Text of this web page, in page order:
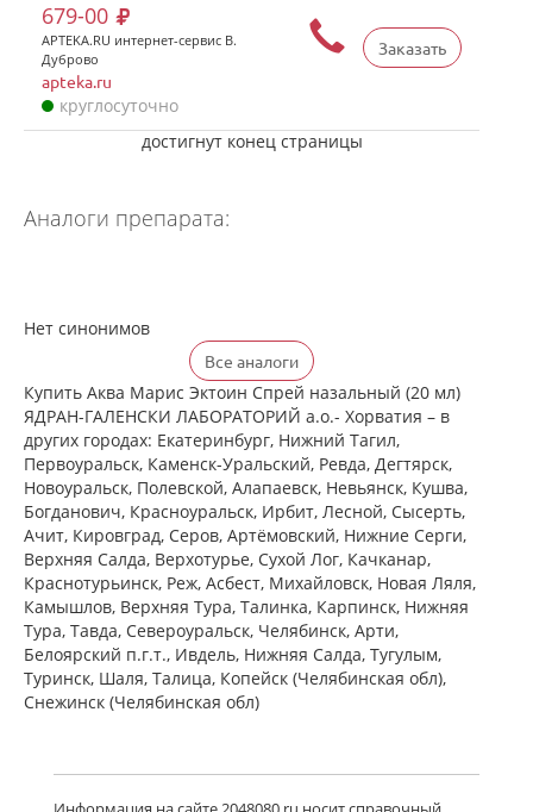
Заказать
679-00
APTEKA.RU интернет-сервис В.
Дуброво
apteka.ru
круглосуточно
достигнут конец страницы
Аналоги препарата:
Нет синонимов
Все аналоги
Купить Аква Марис Эктоин Спрей назальный (20 мл)
ЯДРАН-ГАЛЕНСКИ ЛАБОРАТОРИЙ а.о.- Хорватия – в
других городах: Екатеринбург, Нижний Тагил,
Первоуральск, Каменск-Уральский, Ревда, Дегтярск,
Новоуральск, Полевской, Алапаевск, Невьянск, Кушва,
Богданович, Красноуральск, Ирбит, Лесной, Сысерть,
Ачит, Кировград, Серов, Артёмовский, Нижние Cерги,
Верхняя Салда, Верхотурье, Сухой Лог, Качканар,
Краснотурьинск, Реж, Асбест, Михайловск, Новая Ляля,
Камышлов, Верхняя Тура, Талинка, Карпинск, Нижняя
Тура, Тавда, Североуральск, Челябинск, Арти,
Белоярский п.г.т., Ивдель, Нижняя Салда, Тугулым,
Туринск, Шаля, Талица, Копейск (Челябинская обл),
Снежинск (Челябинская обл)